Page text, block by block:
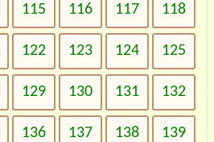
115 116 117 118
122 123 124 125
129 130 131 132
136 137 138 139